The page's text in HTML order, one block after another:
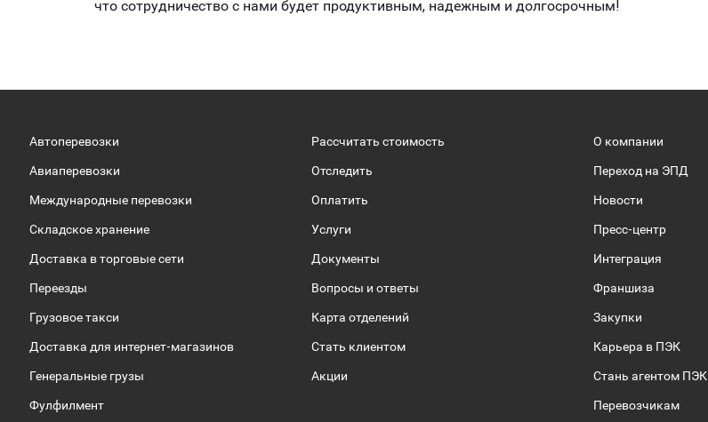
что сотрудничество с нами будет продуктивным, надежным и долгосрочным!
Автоперевозки
Авиаперевозки
Международные перевозки
Складское хранение
Доставка в торговые сети
Переезды
Грузовое такси
Доставка для интернет-магазинов
Генеральные грузы
Фулфилмент
Рассчитать стоимость
Отследить
Оплатить
Услуги
Документы
Вопросы и ответы
Карта отделений
Стать клиентом
Акции
О компании
Переход на ЭПД
Новости
Пресс-центр
Интеграция
Франшиза
Закупки
Карьера в ПЭК
Стань агентом ПЭК
Перевозчикам